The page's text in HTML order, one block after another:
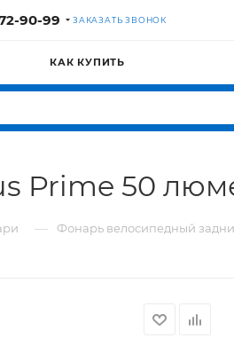
90-99 ЗАКАЗАТЬ ЗВОНОК
КАК КУПИТЬ
Prime 50
— Фонарь велосипедный